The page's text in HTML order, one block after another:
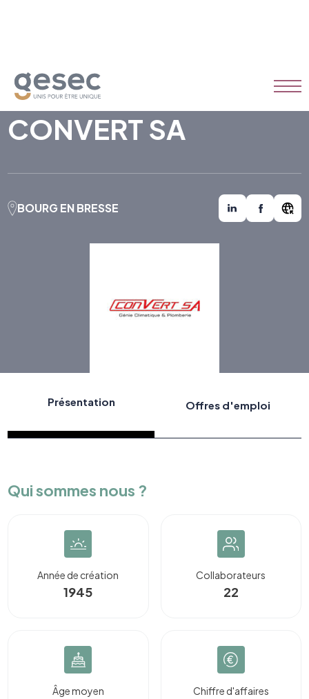
CONVERT SA
BOURG EN BRESSE
Présentation Offres d'emploi
Qui sommes nous ?
Année de création
1945
Collaborateurs
22
Âge moyen Chiffre d'affaires